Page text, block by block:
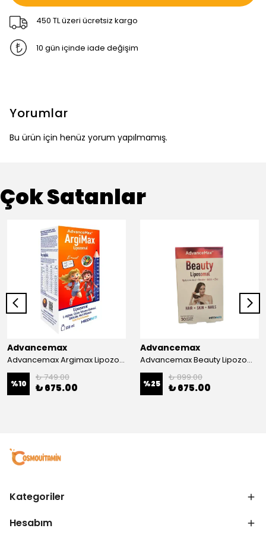
450 TL üzeri ücretsiz kargo
10 gün içinde iade değişim
Yorumlar
Bu ürün için henüz yorum yapılmamış.
Çok Satanlar
Advancemax
Advancemax Argimax Lipozomal Sıvı 150 ml 8684375607587
%10
₺ 749.00
₺ 675.00
Advancemax
Advancemax Beauty Lipozomal Hyalüronik Asit Keratin Biotin Zn 30 Kapsül 8684375607556
%25
₺ 899.00
₺ 675.00
Kategoriler
Hesabım